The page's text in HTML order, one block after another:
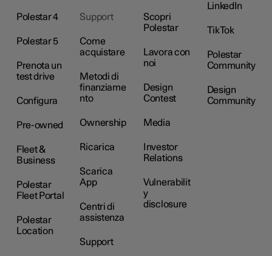
Polestar 4
Polestar 5
Prenota un
test drive
Configura
Pre-owned
Fleet &
Business
Polestar
Fleet Portal
Polestar
Location
Support
Come
acquistare
Metodi di
finanziame
nto
Ownership
Ricarica
Scarica
App
Centri di
assistenza
Support
Scopri
Polestar
Lavora con
noi
Design
Contest
Media
Investor
Relations
Vulnerabilit
y
disclosure
LinkedIn
TikTok
Polestar
Community
Design
Community